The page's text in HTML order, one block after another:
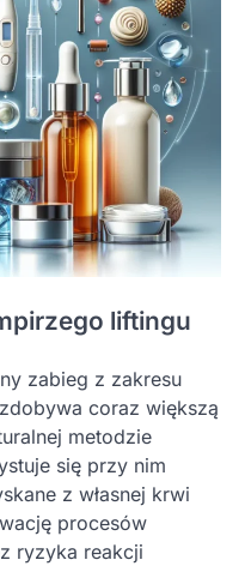
liftingu
zabieg z zakresu
coraz większą
metodzie
się przy nim
z własnej krwi
procesów
ryzyka reakcji